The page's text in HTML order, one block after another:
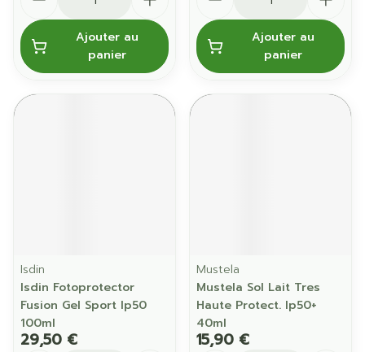
Ajouter au
panier
Ajouter au
panier
Isdin
Isdin Fotoprotector
Fusion Gel Sport Ip50
100ml
29,50 €
Mustela
Mustela Sol Lait Tres
Haute Protect. Ip50+
40ml
15,90 €